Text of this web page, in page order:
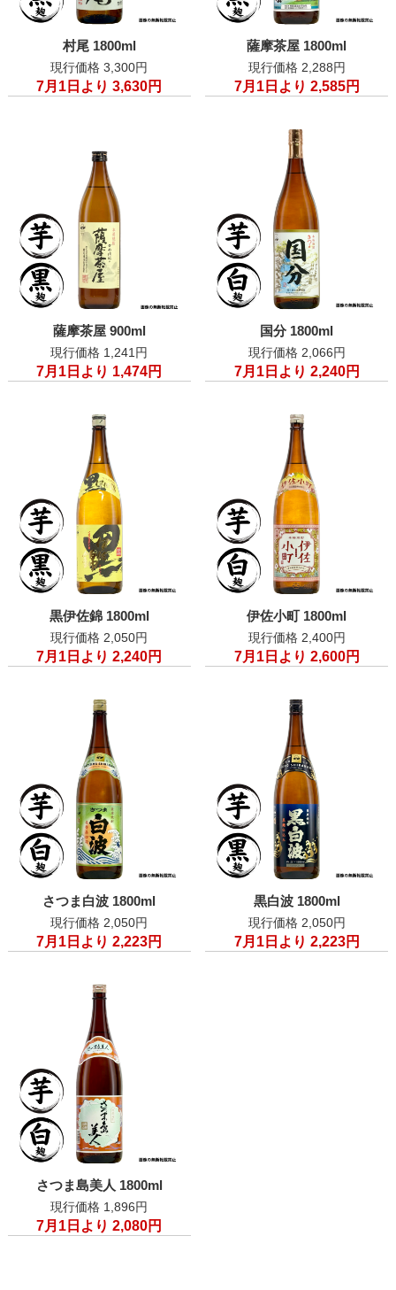
村尾 1800ml
現行価格 3,300円
7月1日より 3,630円
薩摩茶屋 1800ml
現行価格 2,288円
7月1日より 2,585円
薩摩茶屋 900ml
現行価格 1,241円
7月1日より 1,474円
国分 1800ml
現行価格 2,066円
7月1日より 2,240円
黒伊佐錦 1800ml
現行価格 2,050円
7月1日より 2,240円
伊佐小町 1800ml
現行価格 2,400円
7月1日より 2,600円
さつま白波 1800ml
現行価格 2,050円
7月1日より 2,223円
黒白波 1800ml
現行価格 2,050円
7月1日より 2,223円
さつま島美人 1800ml
現行価格 1,896円
7月1日より 2,080円